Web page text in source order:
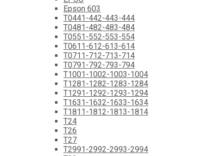
Epson 603
T0441-442-443-444
T0481-482-483-484
T0551-552-553-554
T0611-612-613-614
T0711-712-713-714
T0791-792-793-794
T1001-1002-1003-1004
T1281-1282-1283-1284
T1291-1292-1293-1294
T1631-1632-1633-1634
T1811-1812-1813-1814
T24
T26
T27
T2991-2992-2993-2994